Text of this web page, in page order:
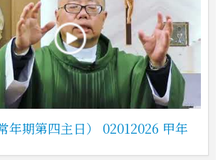
年期第四主日） 02012026 甲年